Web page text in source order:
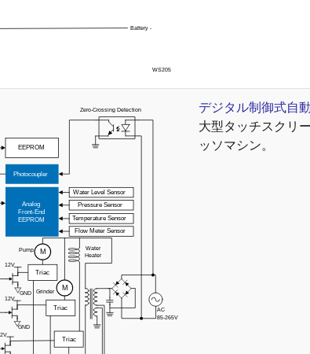
デジタル制御式自
大型タッチスクリ
ッソマシン。